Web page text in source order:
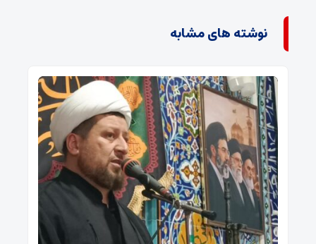
نوشته های مشابه